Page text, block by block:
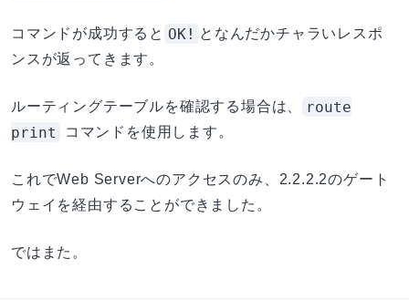
コマンドが成功すると OK! となんだかチャラいレスポ
ンスが返ってきます。
ルーティングテーブルを確認する場合は、
route
print
コマンドを使用します。
これでWeb Serverへのアクセスのみ、2.2.2.2のゲート
ウェイを経由することができました。
ではまた。